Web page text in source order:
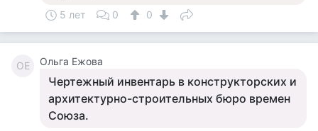
5 лет 0 0
ОЕ Ольга Ежова
Чертежный инвентарь в конструкторских и
архитектурно-строительных бюро времен
Союза.